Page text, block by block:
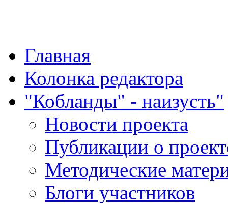
Главная
Колонка редактора
"Кобланды" - наизусть"
Новости проекта
Публикации о
Методические
Блоги участников